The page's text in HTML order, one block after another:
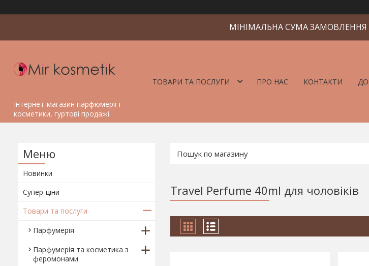
МІНІМАЛЬНА СУМА ЗАМОВЛЕННЯ -
Інтернет-магазин парфюмерії і
косметики, гуртові продажі
ТОВАРИ ТА ПОСЛУГИ ПРО НАС КОНТАКТИ
Travel Perfume 40ml для чоловіків
Новинки
Супер-ціни
Товари та послуги
Парфумерія
Парфумерія та косметика з
феромонами